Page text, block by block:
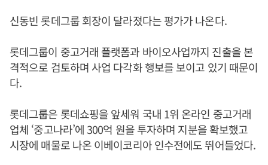
신동빈 롯데그룹 회장이 달라졌다는 평가가 나온다.
롯데그룹이 중고거래 플랫폼과 바이오사업까지 진출을 본
격적으로 검토하며 사업 다각화 행보를 보이고 있기 때문이
다.
롯데그룹은 롯데쇼핑을 앞세워 국내 1위 온라인 중고거래
업체 ‘중고나라’에 300억 원을 투자하며 지분을 확보했고
시장에 매물로 나온 이베이코리아 인수전에도 뛰어들었다.